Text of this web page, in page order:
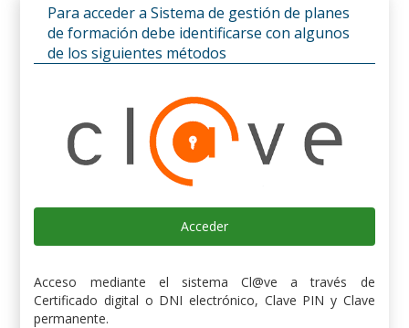
Para acceder a Sistema de gestión de planes
de formación debe identificarse con algunos
de los siguientes métodos
Acceder
Acceso mediante el sistema Cl@ve a través de
Certificado digital o DNI electrónico, Clave PIN y Clave
permanente.